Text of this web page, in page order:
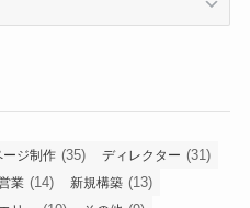
ージ制作 (35) ディレクター (31)
業 (14) 新規構築 (13)